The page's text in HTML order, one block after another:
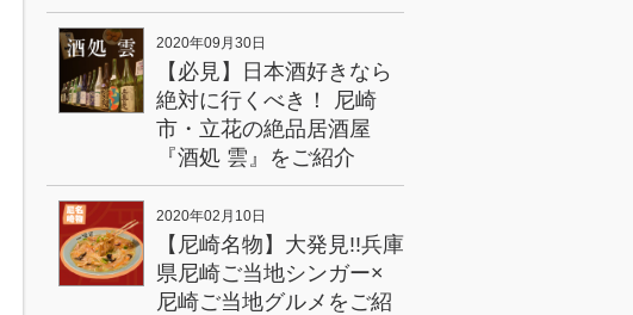
2020年09月30日
【必見】日本酒好きなら
絶対に行くべき！ 尼崎
市・立花の絶品居酒屋
『酒処 雲』をご紹介
2020年02月10日
【尼崎名物】大発見!!兵庫
県尼崎ご当地シンガー×
尼崎ご当地グルメをご紹